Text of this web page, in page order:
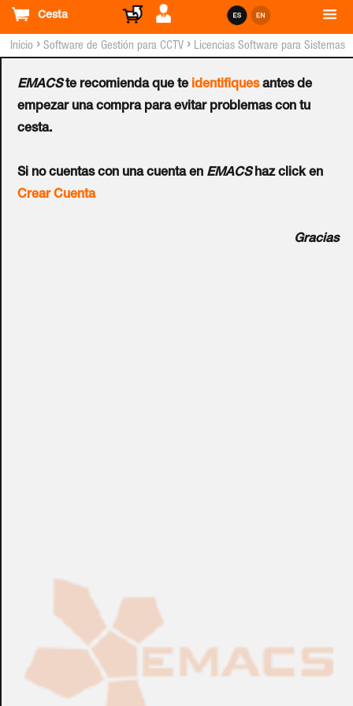
Cesta
EMACSte recomienda que te identifiquesantes de
empezar una compra para evitar problemas con tu
cesta.
Si no cuentas con una cuenta en EMACShaz click en
Crear Cuenta
Gracias
Inicio › Software de Gestión para CCTV › Licencias Software para Sistemas
Licencia GEOVISION™ GV-
POS SW Capture-4
Ref.: 55-POSSCPT-0004
Con GV-POS S/W Capture, puede conectar directamente